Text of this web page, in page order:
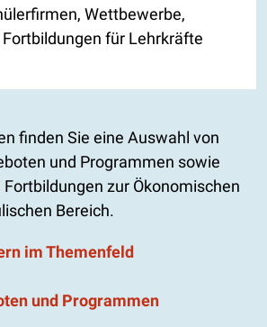
Wettbewerbe,
für Lehrkräfte
finden Sie eine Auswahl von
und Programmen sowie
zur Ökonomischen
Bereich.
im Themenfeld
und Programmen